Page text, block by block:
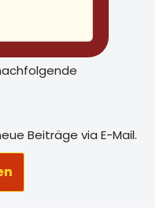
Kommentar
Beiträge via E-Mail.